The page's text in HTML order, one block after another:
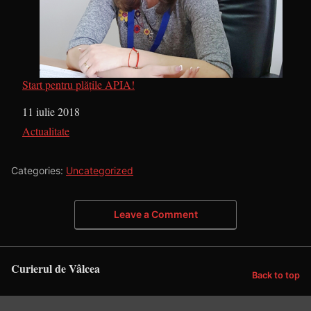
Start pentru plățile APIA!
Dată
11 iulie 2018
În legătură cu
Actualitate
Categories: Uncategorized
Leave a Comment
Curierul de Vâlcea Back to top